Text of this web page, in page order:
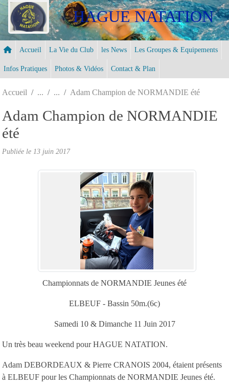
HAGUE NATATION
Accueil La Vie du Club les News Les Groupes & Equipements
Infos Pratiques Photos & Vidéos Contact & Plan
Accueil Adam Champion de NORMANDIE été
Adam Champion de NORMANDIE
été
Publiée le 13 juin 2017
Championnats de NORMANDIE Jeunes été
ELBEUF - Bassin 50m.(6c)
Samedi 10 & Dimanche 11 Juin 2017
Un très beau weekend pour HAGUE NATATION.
Adam DEBORDEAUX & Pierre CRANOIS 2004, étaient présents
à ELBEUF pour les Championnats de NORMANDIE Jeunes été.
Panneau de gestion des cookies